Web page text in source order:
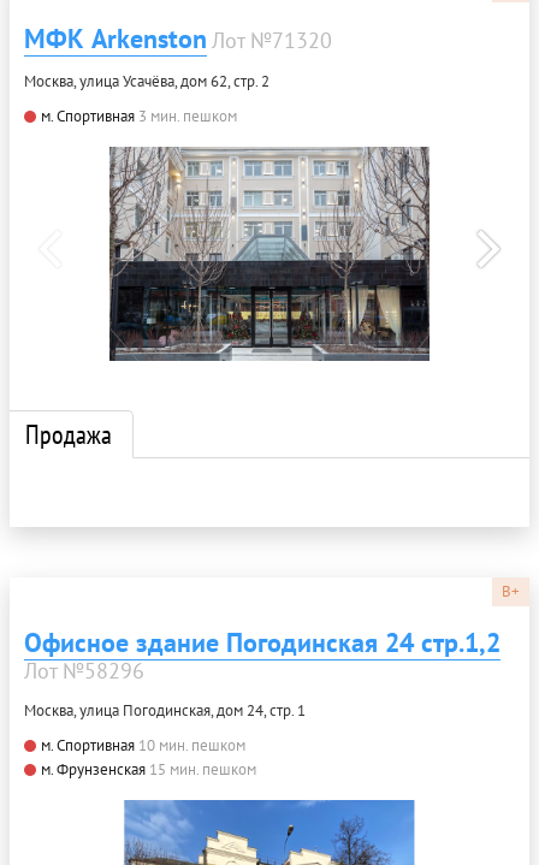
МФК Arkenston Лот №71320
Москва, улица Усачёва, дом 62, стр. 2
м. Спортивная 3 мин. пешком
Продажа
B+
Офисное здание Погодинская 24 стр.1,2
Лот №58296
Москва, улица Погодинская, дом 24, стр. 1
м. Спортивная 10 мин. пешком
м. Фрунзенская 15 мин. пешком